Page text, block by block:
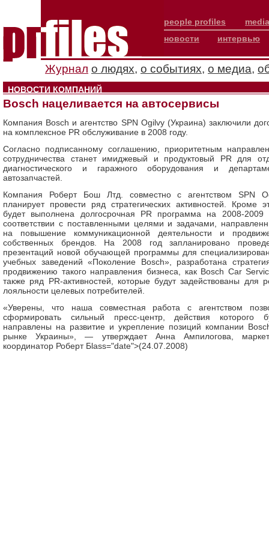
people profiles
новости
интервью
Журнал о людях, о событиях, о медиа,
НОВОСТИ КОМПАНИЙ
Bosch нацеливается на автосервисы
Компания Bosch и агентство SPN Ogilvy (Украина) заключили
на комплексное PR обслуживание в 2008 году.
Согласно подписанному соглашению, приоритетным
сотрудничества станет имиджевый и продуктовый PR для
диагностического и гаражного оборудования и
автозапчастей.
Компания Роберт Бош Лтд. совместно с агентством SPN
планирует провести ряд стратегических активностей. Кроме
будет выполнена долгосрочная PR программа на 2008-2009
соответствии с поставленными целями и задачами,
на повышение коммуникационной деятельности и
собственных брендов. На 2008 год запланировано
презентаций новой обучающей программы для
учебных заведений «Поколение Bosch», разработана
продвижению такого направления бизнеса, как Bosch Car
также ряд PR-активностей, которые будут задействованы для
лояльности целевых потребителей.
«Уверены, что наша совместная работа с агентством
сформировать сильный пресс-центр, действия которого
направлены на развитие и укрепление позиций компании
рынке Украины», — утверждает Анна Ампилогова,
координатор Роберт Бlass="date">(24.07.2008)